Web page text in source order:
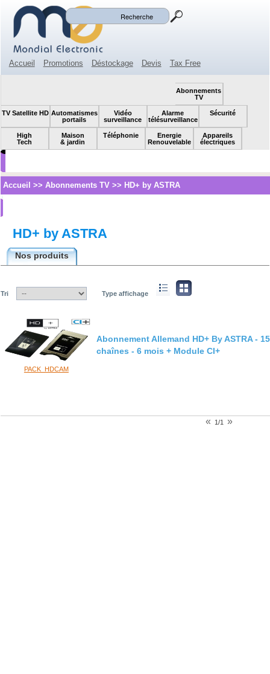
Mon compte
Accueil Promotions Déstockage Devis
Tax Free
Abonnements
TV
TV Satellite HD Automatismes
portails
Vidéo
surveillance
Alarme
télésurveillance
Sécurité
High
Tech
Maison
& jardin
Téléphonie
Energie
Renouvelable
Appareils
électriques
Accueil >> Abonnements TV>> HD+ by ASTRA
HD+ by ASTRA
Nos produits
Tri Type affichage
PACK_HDCAM
Abonnement Allemand HD+ By ASTRA - 15
chaînes - 6 mois + Module CI+
« 1/1»